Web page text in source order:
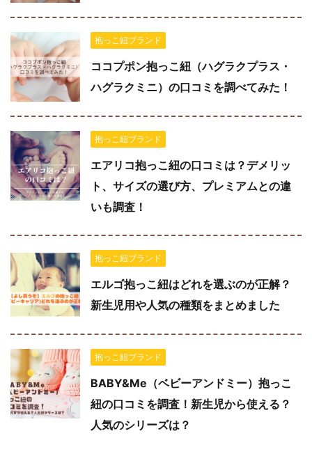
抱っこ紐ブランド
ココプポン抱っこ紐（ハグラクプラス・
ハグラクミニ）の口コミを調べてみた！
抱っこ紐ブランド
エアリコ抱っこ紐の口コミは？デメリッ
ト、サイズの選び方、プレミアムとの違
いも調査！
抱っこ紐ブランド
エルゴ抱っこ紐はどれを選ぶのが正解？
新生児用や人気の種類をまとめました
抱っこ紐ブランド
BABY&Me（ベビーアンドミー）抱っこ
紐の口コミを調査！新生児から使える？
人気のシリーズは？